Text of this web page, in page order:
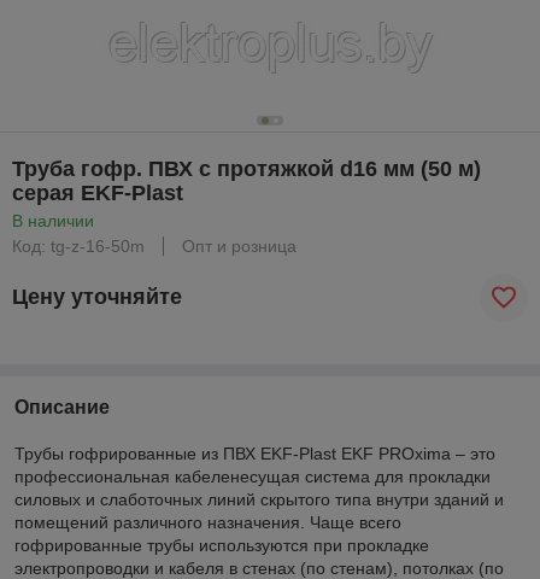
Труба гофр. ПВХ с протяжкой d16 мм (50 м)
серая EKF-Plast
В наличии
Код: tg-z-16-50m
Опт и розница
Цену уточняйте
Описание
Трубы гофрированные из ПВХ EKF-Plast EKF PROxima – это
профессиональная кабеленесущая система для прокладки
силовых и слаботочных линий скрытого типа внутри зданий и
помещений различного назначения. Чаще всего
гофрированные трубы используются при прокладке
электропроводки и кабеля в стенах (по стенам), потолках (по